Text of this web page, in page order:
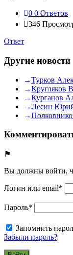
0 0 Ответов
346
Ответ
Другие новости
Турков
Кругляков
Курганов
Лесин
Вы должны войти,
Логин или email*
Пароль*
Запомнить
Забыли пароль?